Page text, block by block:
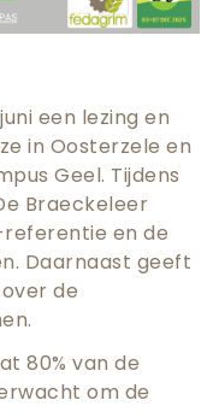
een lezing en
in Oosterzele en
Geel. Tijdens
Braeckeleer
referentie en de
Daarnaast geeft
de
80% van de
om de